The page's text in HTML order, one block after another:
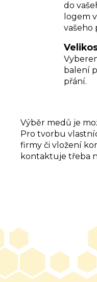
do
logem
vašeho
balení
přání.
Výběr medů je
Pro tvorbu
firmy či vložení
kontaktuje třeba